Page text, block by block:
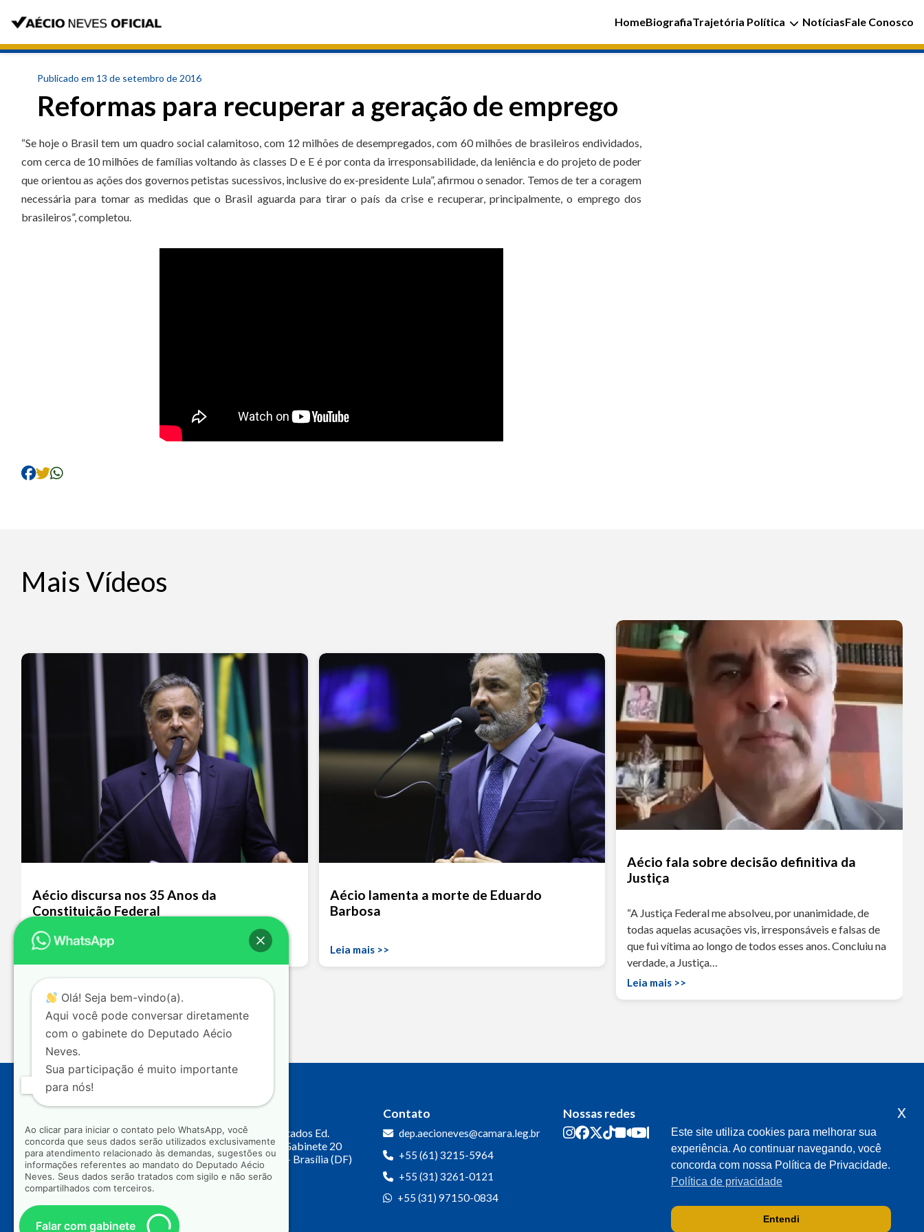
HomeBiografiaTrajetória Política NotíciasFale Conosco
Publicado em 13 de setembro de 2016
Reformas para recuperar a geração de emprego
“Se hoje o Brasil tem um quadro social calamitoso, com 12 milhões de desempregados, com 60 milhões de brasileiros endividados,
com cerca de 10 milhões de famílias voltando às classes D e E é por conta da irresponsabilidade, da leniência e do projeto de poder
que orientou as ações dos governos petistas sucessivos, inclusive do ex-presidente Lula”, afirmou o senador. Temos de ter a coragem
necessária para tomar as medidas que o Brasil aguarda para tirar o país da crise e recuperar, principalmente, o emprego dos
brasileiros”, completou.
Mais Vídeos
Aécio discursa nos 35 Anos da
Constituição Federal
Leia mais >>
Aécio lamenta a morte de Eduardo
Barbosa
Leia mais >>
Aécio fala sobre decisão definitiva da
Justiça
“A Justiça Federal me absolveu, por unanimidade, de
todas aquelas acusações vis, irresponsáveis e falsas de
que fui vítima ao longo de todos esses anos. Concluiu na
verdade, a Justiça…
Leia mais >>
Câmara dos Deputados Ed.
Principal, Ala C – Gabinete 20
CEP: 70.160-900 – Brasília (DF)
Contato
dep.aecioneves@camara.leg.br
+55 (61) 3215-5964
+55 (31) 3261-0121
+55 (31) 97150-0834
Nossas redes
Olá! Seja bem-vindo(a).
Aqui você pode conversar diretamente
com o gabinete do Deputado Aécio
Neves.
Sua participação é muito importante
para nós!
Ao clicar para iniciar o contato pelo WhatsApp, você
concorda que seus dados serão utilizados exclusivamente
para atendimento relacionado às demandas, sugestões ou
informações referentes ao mandato do Deputado Aécio
Neves. Seus dados serão tratados com sigilo e não serão
compartilhados com terceiros.
Falar com gabinete
Este site utiliza cookies para melhorar sua
experiência. Ao continuar navegando, você
concorda com nossa Política de Privacidade.
Política de privacidade
Entendi
x